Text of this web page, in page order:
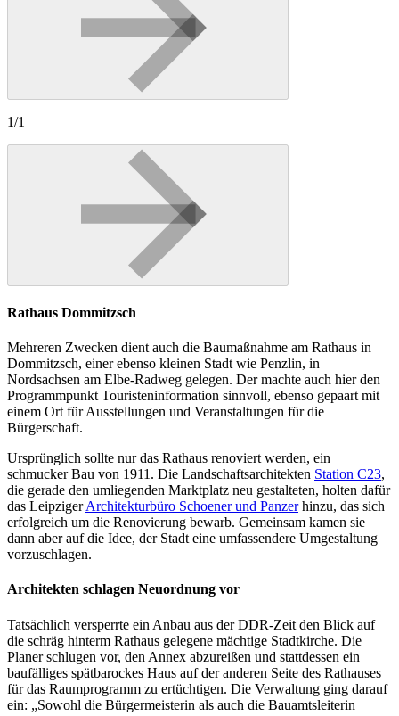
1/1
Rathaus Dommitzsch
Mehreren Zwecken dient auch die Baumaßnahme am Rathaus in
Dommitzsch, einer ebenso kleinen Stadt wie Penzlin, in
Nordsachsen am Elbe-Radweg gelegen. Der machte auch hier den
Programmpunkt Touristeninformation sinnvoll, ebenso gepaart mit
einem Ort für Ausstellungen und Veranstaltungen für die
Bürgerschaft.
Ursprünglich sollte nur das Rathaus renoviert werden, ein
schmucker Bau von 1911. Die Landschaftsarchitekten Station C23,
die gerade den umliegenden Marktplatz neu gestalteten, holten dafür
das LeipzigerArchitekturbüro Schoener und Panzerhinzu, das sich
erfolgreich um die Renovierung bewarb. Gemeinsam kamen sie
dann aber auf die Idee, der Stadt eine umfassendere Umgestaltung
vorzuschlagen.
Architekten schlagen Neuordnung vor
Tatsächlich versperrte ein Anbau aus der DDR-Zeit den Blick auf
die schräg hinterm Rathaus gelegene mächtige Stadtkirche. Die
Planer schlugen vor, den Annex abzureißen und stattdessen ein
baufälliges spätbarockes Haus auf der anderen Seite des Rathauses
für das Raumprogramm zu ertüchtigen. Die Verwaltung ging darauf
ein: „Sowohl die Bürgermeisterin als auch die Bauamtsleiterin